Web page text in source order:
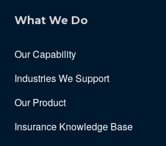
What We Do
Our Capability
Industries We Support
Our Product
Insurance Knowledge Base